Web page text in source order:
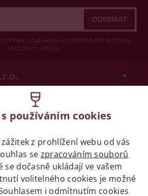
souhlasíte s podmínkami ochrany
osobních údajů
s používáním cookies
z prohlížení webu od vás
se zpracováním souborů
se dočasně ukládají ve vašem
volitelného cookies je možné
i odmítnutím cookies